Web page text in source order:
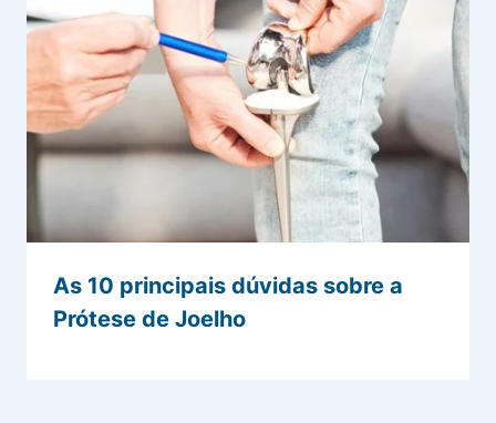
As 10 principais dúvidas sobre a
Prótese de Joelho